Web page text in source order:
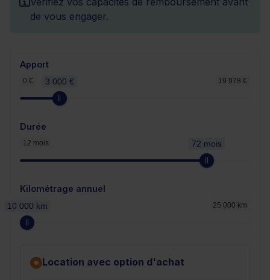
de vous engager.
Apport
0 € 19 978 €
3 000 €
Durée
12 mois 72 mois
Kilométrage annuel
25 000 km
10 000 km
Location avec option d'achat